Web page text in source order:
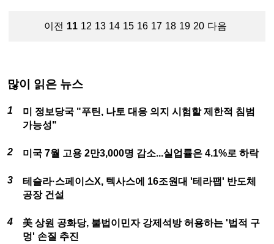
이전 11 12 13 14 15 16 17 18 19 20 다음
많이 읽은 뉴스
미 정보당국 "푸틴, 나토 대응 의지 시험할 제한적 침범
가능성"
미국 7월 고용 2만3,000명 감소...실업률은 4.1%로 하락
테슬라·스페이스X, 텍사스에 16조원대 '테라팹' 반도체
공장 건설
美 상원 공화당, 불법이민자 강제석방 허용하는 '법적 구
멍' 손질 추진